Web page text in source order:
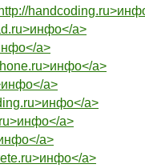
a>
a>
a>
a>
a>
a>
a>
a>